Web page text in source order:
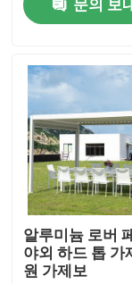
뉴스
인용문을 요구
알루미늄 옥외
알루미늄 지붕
문의 보
알루미늄 로버
야외 하드 톱 가
원 가제보